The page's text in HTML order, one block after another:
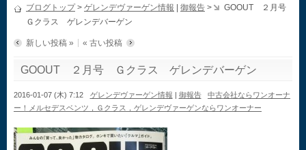
ブログトップ> ゲレンデヴァーゲン情報 御報告 >
GOOUT ２月号
Ｇクラス ゲレンデバーゲン
新しい投稿 » « 古い投稿
GOOUT ２月号 Ｇクラス ゲレンデバーゲン
2016-01-07 (木) 7:12 ゲレンデヴァーゲン情報 | 御報告
中古会社ならワンオーナ
ー！メルセデスベンツ，Ｇクラス，ゲレンデヴァーゲンならワンオーナー